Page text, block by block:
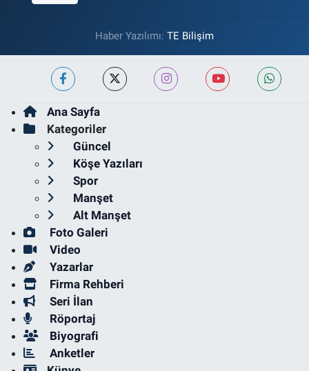
Haber Yazılımı: TE Bilişim
Ana Sayfa
Kategoriler
Güncel
Köşe Yazıları
Spor
Manşet
Alt Manşet
Foto Galeri
Video
Yazarlar
Firma Rehberi
Seri İlan
Röportaj
Biyografi
Anketler